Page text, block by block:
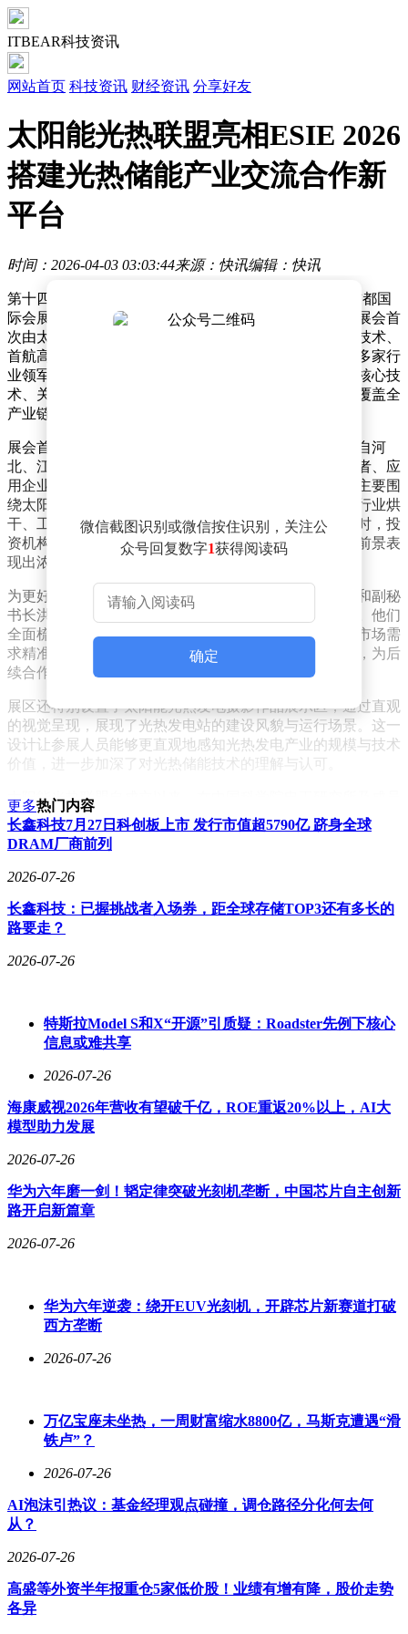
ITBEAR科技资讯
网站首页 科技资讯 财经资讯 分享好友
太阳能光热联盟亮相ESIE 2026
搭建光热储能产业交流合作新
平台
时间：2026-04-03 03:03:44来源：快讯编辑：快讯
第十四届储能国际峰会暨展览会（ESIE 2026）在北京首都国
际会展中心盛大开幕。作为储能行业的重要盛会，本届展会首
次由太阳能光热联盟牵头设立光热储专区，吸引了可胜技术、
首航高科、华源前线、上海亚核阀业、江苏双达泵业等多家行
业领军企业参展。这些企业集中展示了光热储能领域的核心技
术、关键装备以及多元化的应用解决方案，构建了一个覆盖全
产业链的展示平台。
展会首日，太阳能光热联盟展区便成为焦点，吸引了来自河
北、江苏、内蒙古、天津、山西、山东等地的行业从业者、应
用企业及投资机构前来咨询。交流氛围热烈，咨询内容主要围
绕太阳能中低温热能利用领域展开，涉及传统手套生产行业烘
干、工业热水供应、清洁蒸汽生产等多个实用场景。同时，投
资机构对太阳能热利用的技术路径、成熟产品及产业化前景表
现出浓厚兴趣，进行了深入探讨。
为更好地服务市场主体，太阳能光热联盟秘书长杜凤丽和副秘
书长洪松亲自带队，针对不同需求提供专业讲解与答疑。他们
全面梳理了光热储能技术的应用优势及落地路径，并将市场需
求精准对接至联盟成员单位，同时留存了多方联系方式，为后
续合作与项目落地搭建了长效沟通机制。
展区还特别设置了太阳能光热发电摄影作品展示区，通过直观
的视觉呈现，展现了光热发电站的建设风貌与运行场景。这一
设计让参展人员能够更直观地感知光热发电产业的规模与技术
价值，进一步加深了对光热储能技术的理解与认可。
太阳能光热联盟自成立以来，在中国科学院电工研究所及成员
单位的共同支持下，始终以行业需求和共同利益为导向，致力
于提升产业技术创新能力，推动太阳光收集、多品位转换、存
储、传输及利用等全产业链技术的健康发展。目前，联盟理事
成员单位已近200家，几乎覆盖了太阳能热发电的全产业链。
现，联盟连续获评“A级活跃度产业技术创新战略联盟”，并多
次收到国家能源局新能源和可再生能源司的感谢信。此次牵头
业发声方面的积极作用，也为光热储能技术加速融入主流储能
微信截图识别或微信按住识别，关注公
众号回复数字1获得阅读码
确定
更多热门内容
长鑫科技7月27日科创板上市 发行市值超5790亿 跻身全球
DRAM厂商前列
2026-07-26
长鑫科技：已握挑战者入场券，距全球存储TOP3还有多长的
路要走？
2026-07-26
特斯拉Model S和X“开源”引质疑：Roadster先例下核心
信息或难共享
2026-07-26
海康威视2026年营收有望破千亿，ROE重返20%以上，AI大
模型助力发展
2026-07-26
华为六年磨一剑！韬定律突破光刻机垄断，中国芯片自主创新
路开启新篇章
2026-07-26
华为六年逆袭：绕开EUV光刻机，开辟芯片新赛道打破
西方垄断
2026-07-26
万亿宝座未坐热，一周财富缩水8800亿，马斯克遭遇“滑
铁卢”？
2026-07-26
AI泡沫引热议：基金经理观点碰撞，调仓路径分化何去何
从？
2026-07-26
高盛等外资半年报重仓5家低价股！业绩有增有降，股价走势
各异